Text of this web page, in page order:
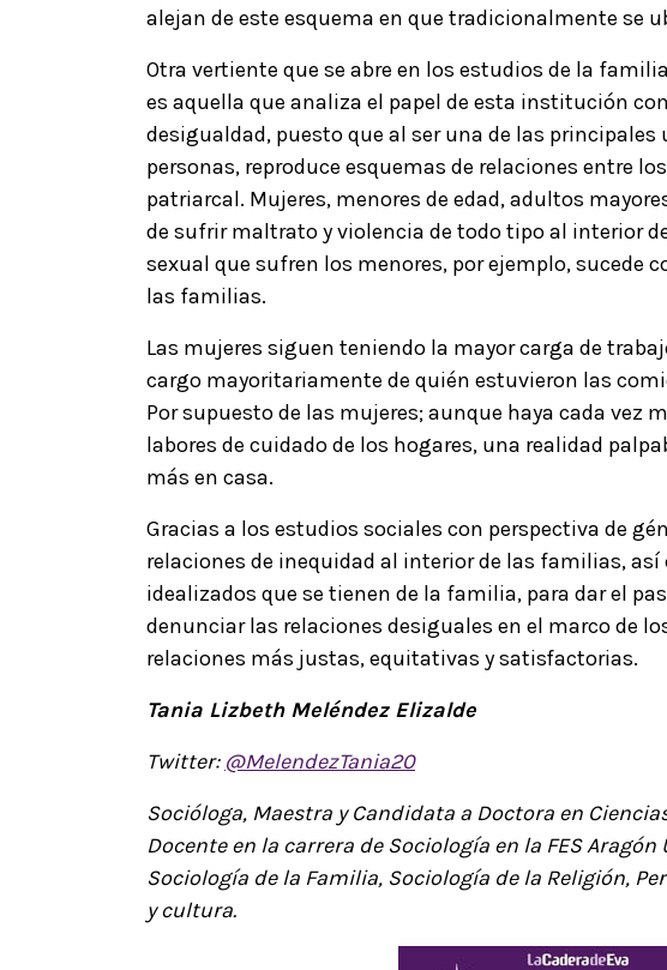
alejan de este esquema en que tradicionalmente se
Otra vertiente que se abre en los estudios de la
es aquella que analiza el papel de esta institución
desigualdad, puesto que al ser una de las
personas, reproduce esquemas de relaciones entre
patriarcal. Mujeres, menores de edad, adultos
de sufrir maltrato y violencia de todo tipo al interior
sexual que sufren los menores, por ejemplo, sucede
las familias.
Las mujeres siguen teniendo la mayor carga de
cargo mayoritariamente de quién estuvieron las
Por supuesto de las mujeres; aunque haya cada vez
labores de cuidado de los hogares, una realidad
más en casa.
Gracias a los estudios sociales con perspectiva de
relaciones de inequidad al interior de las familias,
idealizados que se tienen de la familia, para dar el
denunciar las relaciones desiguales en el marco de
relaciones más justas, equitativas y satisfactorias.
Tania Lizbeth Meléndez Elizalde
Twitter: @MelendezTania20
Socióloga, Maestra y Candidata a Doctora en
Docente en la carrera de Sociología en la FES
Sociología de la Familia, Sociología de la Religión,
y cultura.